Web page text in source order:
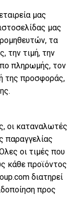
μας
μας
τα
την τιμή, την
πληρωμής, τον
της προσφοράς,
οι καταναλωτές
παραγγελίας
οι τιμές που
κάθε προϊόντος
διατηρεί
προς